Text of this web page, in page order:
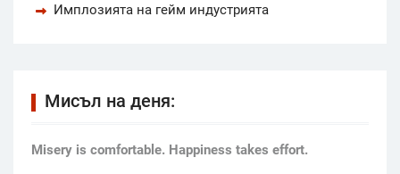
Имплозията на гейм индустрията
Мисъл на деня:
Мisery is comfortable. Happiness takes effort.